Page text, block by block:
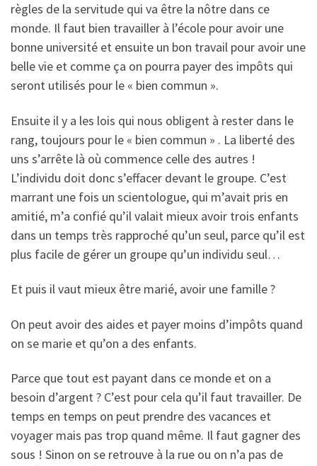
règles de la servitude qui va être la nôtre dans ce
monde. Il faut bien travailler à l’école pour avoir une
bonne université et ensuite un bon travail pour avoir une
belle vie et comme ça on pourra payer des impôts qui
seront utilisés pour le « bien commun ».
Ensuite il y a les lois qui nous obligent à rester dans le
rang, toujours pour le « bien commun » . La liberté des
uns s’arrête là où commence celle des autres !
L’individu doit donc s’effacer devant le groupe. C’est
marrant une fois un scientologue, qui m’avait pris en
amitié, m’a confié qu’il valait mieux avoir trois enfants
dans un temps très rapproché qu’un seul, parce qu’il est
plus facile de gérer un groupe qu’un individu seul…
Et puis il vaut mieux être marié, avoir une famille ?
On peut avoir des aides et payer moins d’impôts quand
on se marie et qu’on a des enfants.
Parce que tout est payant dans ce monde et on a
besoin d’argent ? C’est pour cela qu’il faut travailler. De
temps en temps on peut prendre des vacances et
voyager mais pas trop quand même. Il faut gagner des
sous ! Sinon on se retrouve à la rue ou on n’a pas de